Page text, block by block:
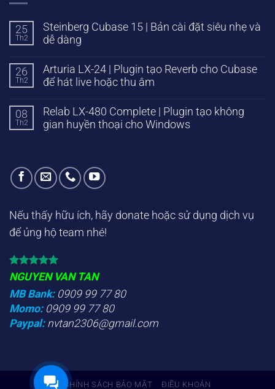
25
Th2
Steinberg Cubase 15 | Bản cài đặt siêu nhẹ và
dễ dàng
26
Th2
Arturia LX-24 | Plugin tạo Reverb cho Cubase
để hát live hoặc thu âm
08
Th2
Relab LX-480 Complete | Plugin tạo không
gian huyền thoại cho Windows
Nếu thấy hữu ích, hãy donate hoặc sử dụng dịch vụ
để ủng hộ team nhé!
NGUYEN VAN TAN
MB Bank:0909 99 77 80
Momo:0909 99 77 80
Paypal:nvtan2306@gmail.com
CHÍNH SÁCH BẢO MẬT ĐIỀU KHOẢN